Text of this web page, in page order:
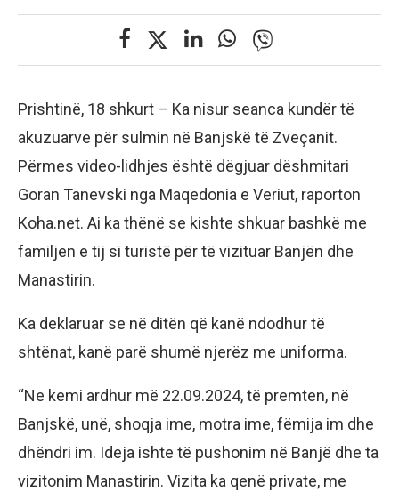
Prishtinë, 18 shkurt – Ka nisur seanca kundër të
akuzuarve për sulmin në Banjskë të Zveçanit.
Përmes video-lidhjes është dëgjuar dëshmitari
Goran Tanevski nga Maqedonia e Veriut, raporton
Koha.net. Ai ka thënë se kishte shkuar bashkë me
familjen e tij si turistë për të vizituar Banjën dhe
Manastirin.
Ka deklaruar se në ditën që kanë ndodhur të
shtënat, kanë parë shumë njerëz me uniforma.
“Ne kemi ardhur më 22.09.2024, të premten, në
Banjskë, unë, shoqja ime, motra ime, fëmija im dhe
dhëndri im. Ideja ishte të pushonim në Banjë dhe ta
vizitonim Manastirin. Vizita ka qenë private, me